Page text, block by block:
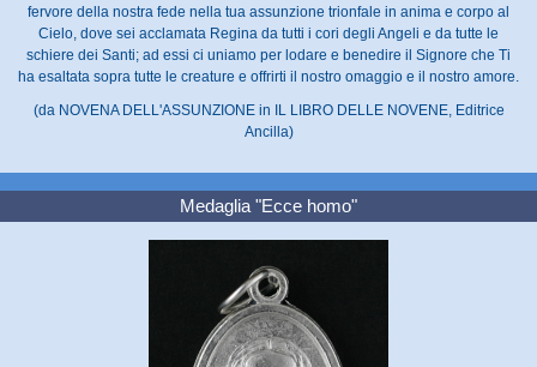
fervore della nostra fede nella tua assunzione trionfale in anima e corpo al
Cielo, dove sei acclamata Regina da tutti i cori degli Angeli e da tutte le
schiere dei Santi; ad essi ci uniamo per lodare e benedire il Signore che Ti
ha esaltata sopra tutte le creature e offrirti il nostro omaggio e il nostro amore.
(da NOVENA DELL'ASSUNZIONE in IL LIBRO DELLE NOVENE, Editrice
Ancilla)
Medaglia "Ecce homo"